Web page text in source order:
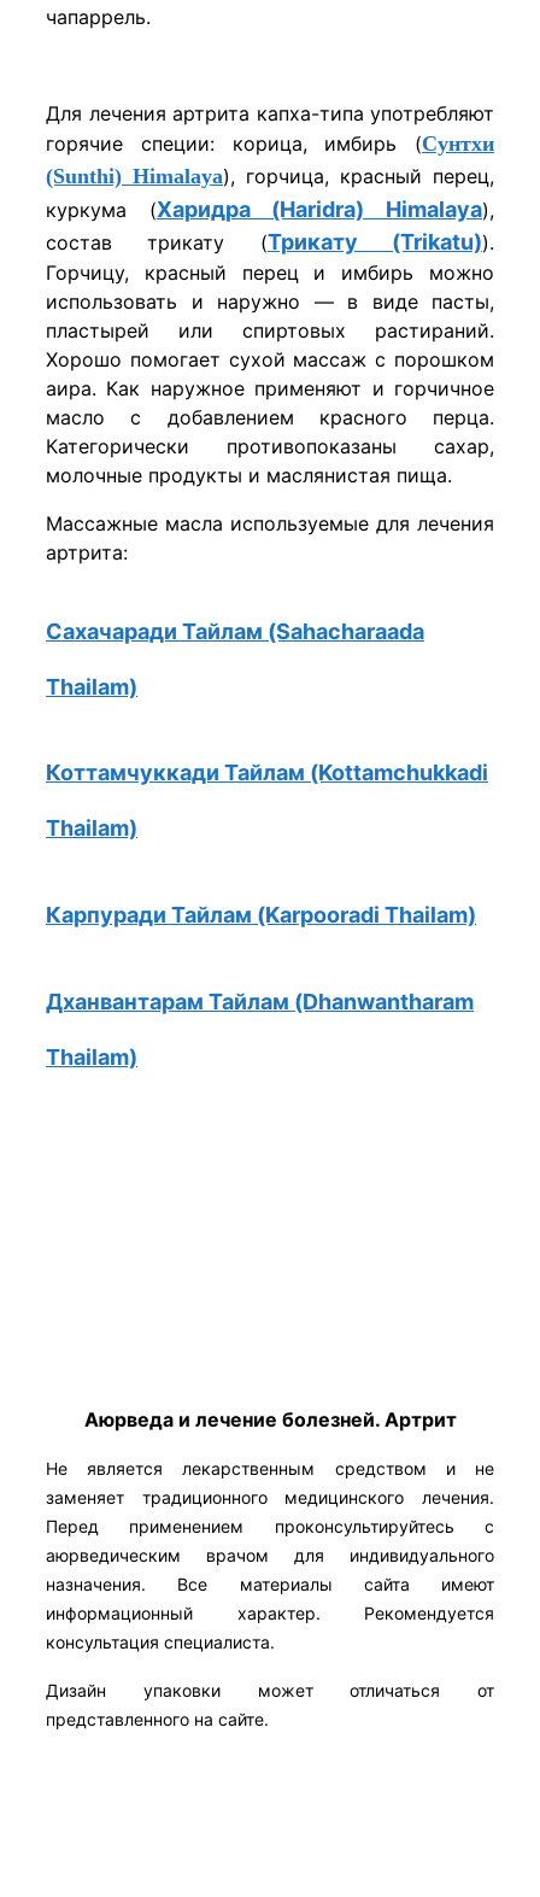
чапаррель.
Для лечения артрита капха-типа употребляют
горячие специи: корица, имбирь (Сунтхи
(Sunthi) Himalaya), горчица, красный перец,
куркума (Харидра (Haridra) Himalaya),
состав трикату (Трикату (Trikatu)).
Горчицу, красный перец и имбирь можно
использовать и наружно — в виде пасты,
пластырей или спиртовых растираний.
Хорошо помогает сухой массаж с порошком
аира. Как наружное применяют и горчичное
масло с добавлением красного перца.
Категорически противопоказаны сахар,
молочные продукты и маслянистая пища.
Массажные масла используемые для лечения
артрита:
Сахачаради Тайлам (Sahacharaada
Thailam)
Коттамчуккади Тайлам (Kottamchukkadi
Thailam)
Карпуради Тайлам (Karpooradi Thailam)
Дханвантарам Тайлам (Dhanwantharam
Thailam)
Аюрведа и лечение болезней. Артрит
Не является лекарственным средством и не
заменяет традиционного медицинского лечения.
Перед применением проконсультируйтесь с
аюрведическим врачом для индивидуального
назначения. Все материалы сайта имеют
информационный характер. Рекомендуется
консультация специалиста.
Дизайн упаковки может отличаться от
представленного на сайте.